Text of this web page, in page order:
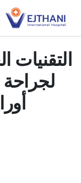
التقنيات